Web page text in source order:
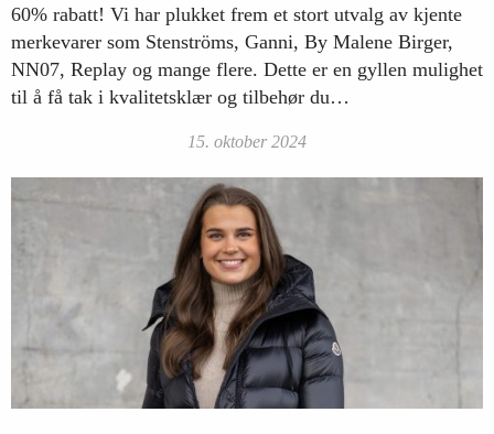
60% rabatt! Vi har plukket frem et stort utvalg av kjente
merkevarer som Stenströms, Ganni, By Malene Birger,
NN07, Replay og mange flere. Dette er en gyllen mulighet
til å få tak i kvalitetsklær og tilbehør du…
15. oktober 2024